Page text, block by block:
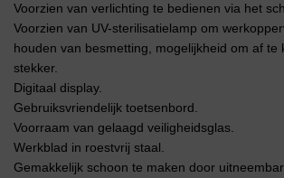
Voorzien van verlichting te bedienen via het
Voorzien van UV-sterilisatielamp om
houden van besmetting, mogelijkheid om af te
stekker.
Digitaal display.
Gebruiksvriendelijk toetsenbord.
Voorraam van gelaagd veiligheidsglas.
Werkblad in roestvrij staal.
Gemakkelijk schoon te maken door